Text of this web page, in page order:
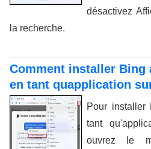
désactivez
la recherche.
Comment installer Bing
en tant quapplication
Pour installer
tant
ouvrez le